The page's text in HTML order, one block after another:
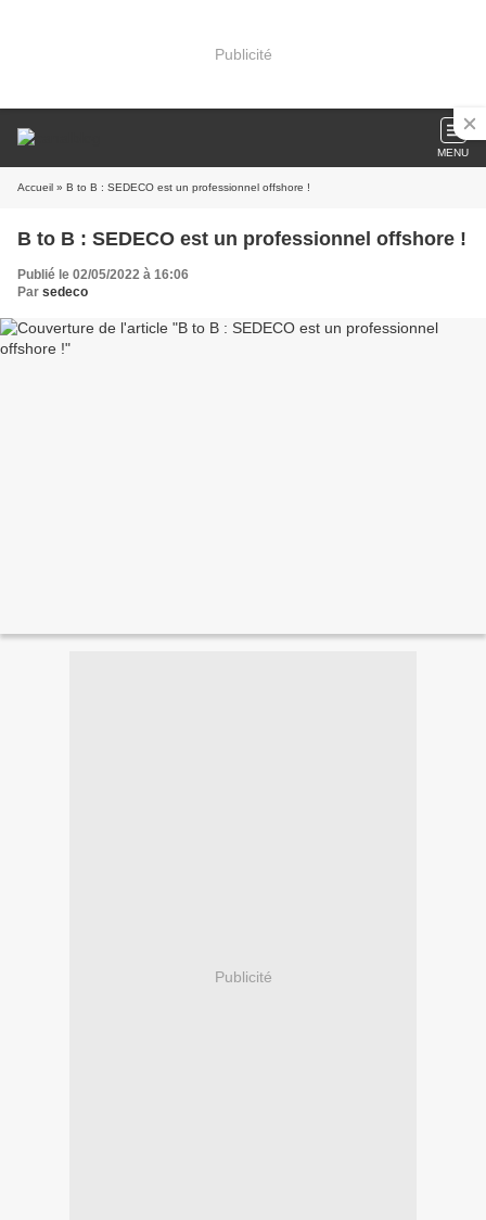
Publicité
MENU
Accueil » B to B : SEDECO est un professionnel offshore !
B to B : SEDECO est un professionnel offshore !
Publié le 02/05/2022 à 16:06
Par sedeco
Publicité